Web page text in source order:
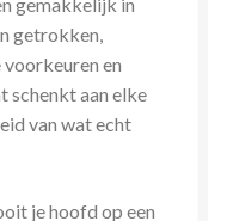
getrokken,
en
schenkt aan elke
van wat echt
je hoofd op een